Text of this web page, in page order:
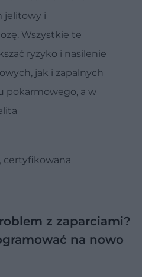
jelitowy i
Wszystkie te
ryzyko i nasilenie
jak i zapalnych
pokarmowego, a w
certyfikowana
z zaparciami?
na nowo